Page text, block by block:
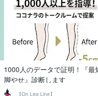
1000人のデータで証明！『最
脚やせ』診断します
【On Leg Line】